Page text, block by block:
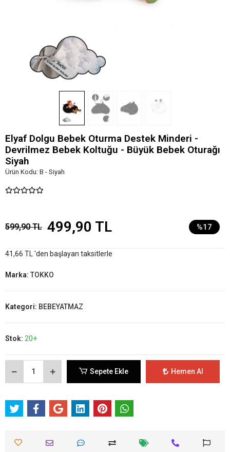
Elyaf Dolgu Bebek Oturma Destek Minderi -
Devrilmez Bebek Koltuğu - Büyük Bebek Oturağı
Siyah
Ürün Kodu: B - Siyah
599,90 TL 499,90 TL %17
41,66 TL 'den başlayan taksitlerle
Marka: TOKKO
Kategori: BEBEYATMAZ
Stok: 20+
Sepete Ekle Hemen Al